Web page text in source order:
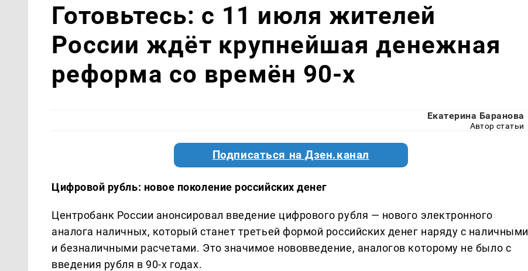
Готовьтесь: с 11 июля жителей
России ждёт крупнейшая денежная
реформа со времён 90-х
Екатерина Баранова
Автор статьи
Подписаться на Дзен.канал
Цифровой рубль: новое поколение российских денег
Центробанк России анонсировал введение цифрового рубля — нового электронного
аналога наличных, который станет третьей формой российских денег наряду с наличными
и безналичными расчетами. Это значимое нововведение, аналогов которому не было с
введения рубля в 90-х годах.